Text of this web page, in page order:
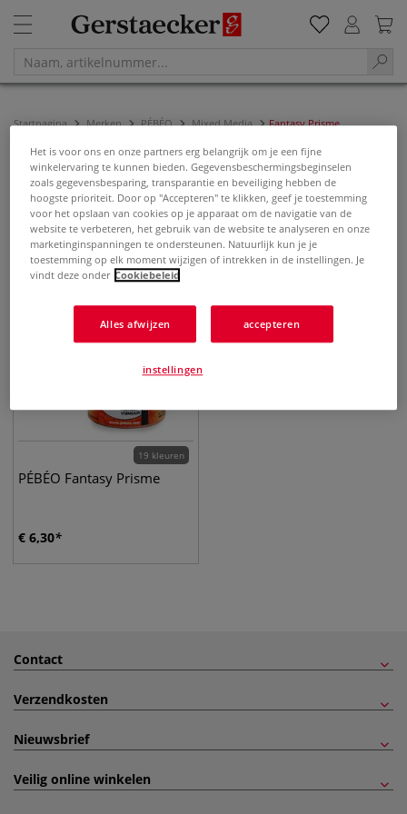
Startpagina Merken PÉBÉO Mixed Media Fantasy Prisme
Fantasy Prisme
Filter & sorteren
19 kleuren
PÉBÉO Fantasy Prisme
€ 6,30
Contact
Verzendkosten
Nieuwsbrief
Veilig online winkelen
Het is voor ons en onze partners erg belangrijk om je een fijne
winkelervaring te kunnen bieden. Gegevensbeschermingsbeginselen
zoals gegevensbesparing, transparantie en beveiliging hebben de
hoogste prioriteit. Door op "Accepteren" te klikken, geef je toestemming
voor het opslaan van cookies op je apparaat om de navigatie van de
website te verbeteren, het gebruik van de website te analyseren en onze
marketinginspanningen te ondersteunen. Natuurlijk kun je je
toestemming op elk moment wijzigen of intrekken in de instellingen. Je
vindt deze onder Cookiebeleid
Alles afwijzen accepteren
instellingen